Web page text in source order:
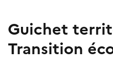
Guichet
Transition